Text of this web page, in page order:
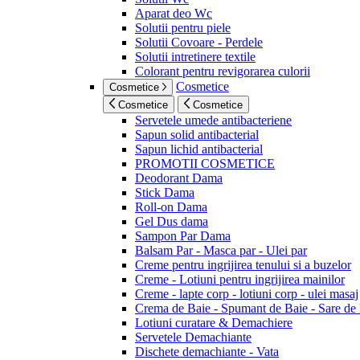
Aparat deo Wc
Solutii pentru piele
Solutii Covoare - Perdele
Solutii intretinere textile
Colorant pentru revigorarea culorii
Cosmetice Cosmetice
Cosmetice Cosmetice
Servetele umede antibacteriene
Sapun solid antibacterial
Sapun lichid antibacterial
PROMOTII COSMETICE
Deodorant Dama
Stick Dama
Roll-on Dama
Gel Dus dama
Sampon Par Dama
Balsam Par - Masca par - Ulei par
Creme pentru ingrijirea tenului si a buzelor
Creme - Lotiuni pentru ingrijirea mainilor
Creme - lapte corp - lotiuni corp - ulei masaj
Crema de Baie - Spumant de Baie - Sare de
Lotiuni curatare & Demachiere
Servetele Demachiante
Dischete demachiante - Vata